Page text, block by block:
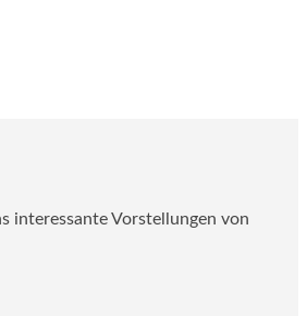
interessante Vorstellungen von